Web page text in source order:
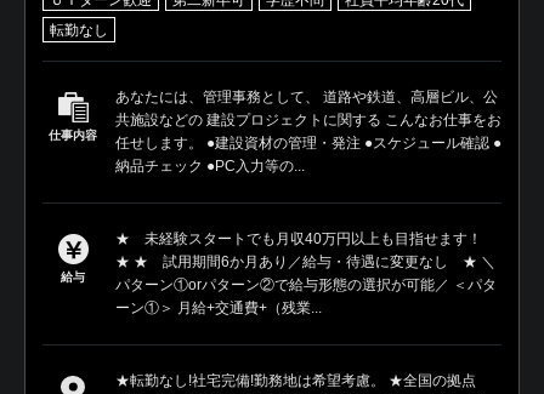
転勤なし
仕事内容
あなたには、管理事務として、 道路や鉄道、高層ビル、公
共施設などの 建設プロジェクトに関する こんなお仕事をお
任せします。 ●建設資材の管理・発注 ●スケジュール確認 ●
納品チェック ●PC入力等の...
給与
★ 未経験スタートでも月収40万円以上も目指せます！
★ ★ 試用期間6か月あり／給与・待遇に変更なし ★ ＼
パターン①orパターン②で給与形態の選択が可能／ ＜パタ
ーン①＞ 月給+交通費+（残業...
★転勤なし!社宅完備!勤務地は希望考慮。 ★全国の拠点